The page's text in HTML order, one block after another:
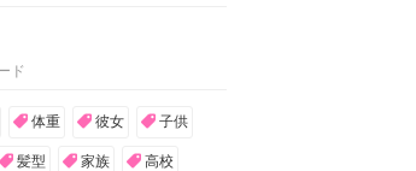
ド
体重 彼女 子供
髪型 家族 高校